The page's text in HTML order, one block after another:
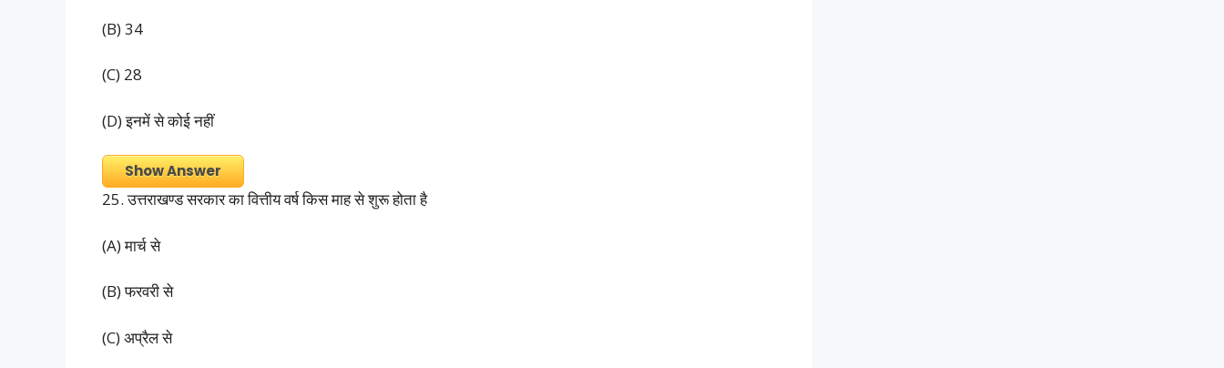
(B) 34
(C) 28
(D) इनमें से कोई नहीं
Show Answer
25. उत्तराखण्ड सरकार का वित्तीय वर्ष किस माह से शुरू होता है
(A) मार्च से
(B) फरवरी से
(C) अप्रैल से